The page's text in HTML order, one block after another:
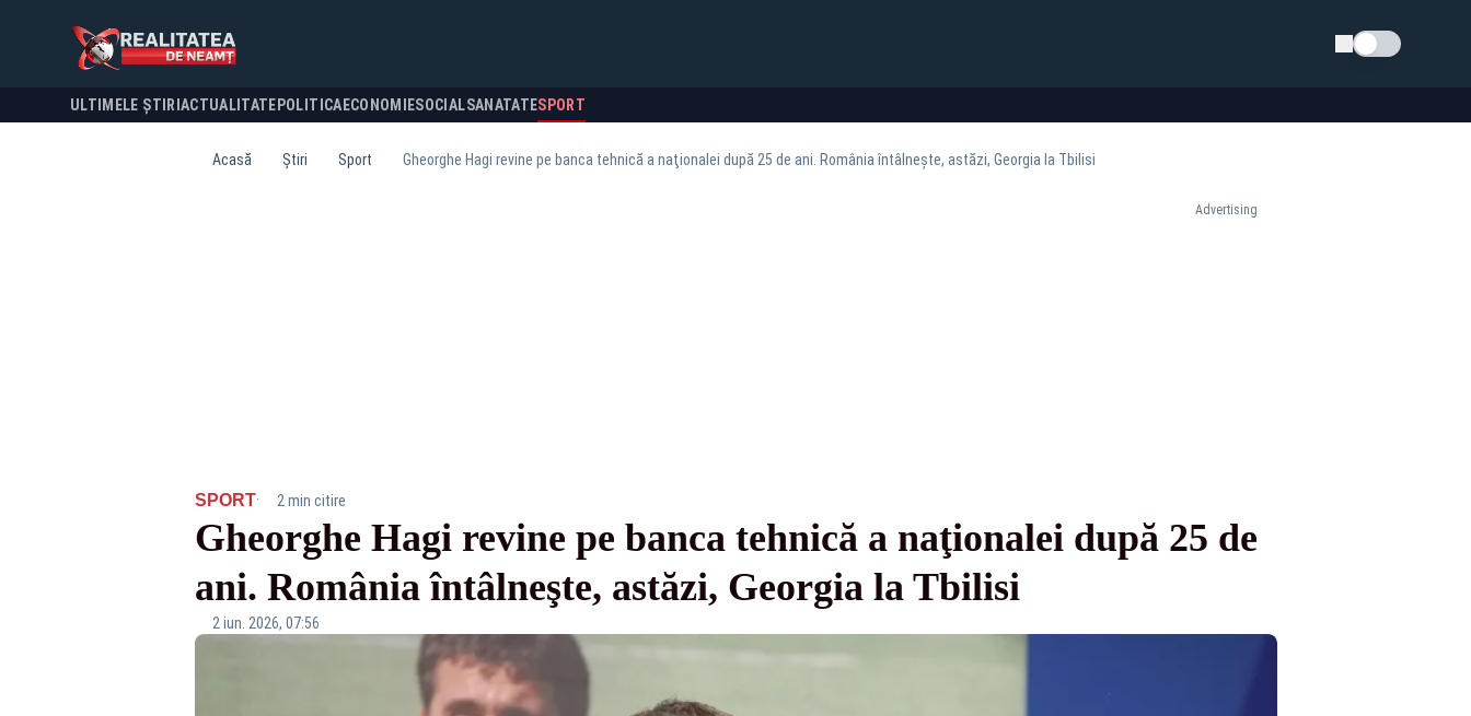
Schimba tema
ULTIMELE ȘTIRI ACTUALITATE POLITICA ECONOMIESOCIALSANATATESPORT
Acasă Știri Sport Gheorghe Hagi revine pe banca tehnică a naţionalei după 25 de ani. România întâlneşte, astăzi, Georgia la Tbilisi
Advertising
SPORT· 2 min citire
Gheorghe Hagi revine pe banca tehnică a naţionalei după 25 de
ani. România întâlneşte, astăzi, Georgia la Tbilisi
2 iun. 2026, 07:56